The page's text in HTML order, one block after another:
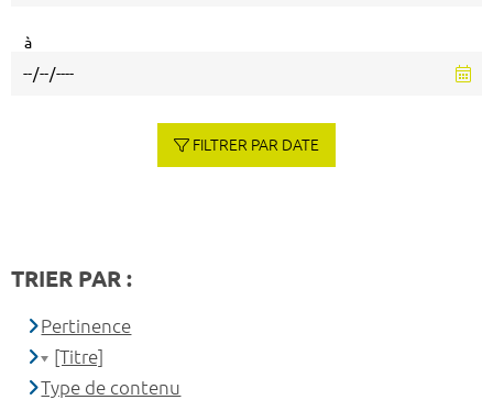
à
FILTRER PAR DATE
TRIER PAR :
Pertinence
[Titre]
Type de contenu